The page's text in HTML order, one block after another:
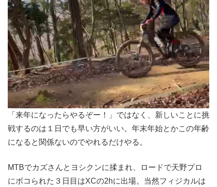
「来年になったらやるぞー！」ではなく、新しいことに挑
戦するのは１日でも早い方がいい。年末年始とかこの年齢
になると関係ないのでやれるだけやる。
MTBでカズさんとヨシクンに揉まれ、ロードで天野プロ
にボコられた３日目はXCの2hに出場。当然フィジカルは